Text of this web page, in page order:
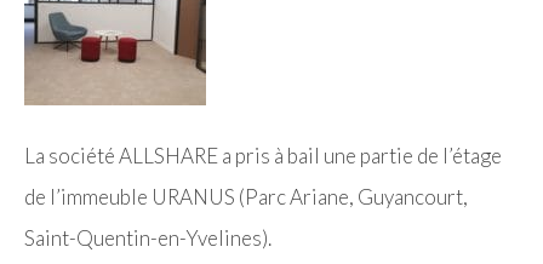
La société ALLSHARE a pris à bail une partie de l’étage
de l’immeuble URANUS (Parc Ariane, Guyancourt,
Saint-Quentin-en-Yvelines).